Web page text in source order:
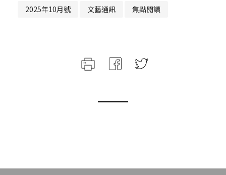
2025年10月號 文藝通訊 焦點閱讀